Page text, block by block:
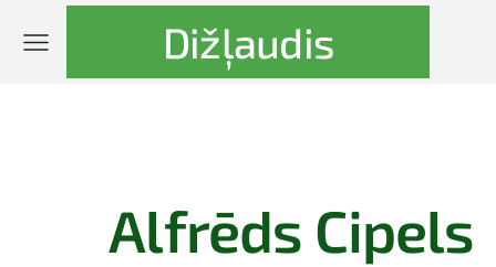
Dižļaudis
Alfrēds Cipels